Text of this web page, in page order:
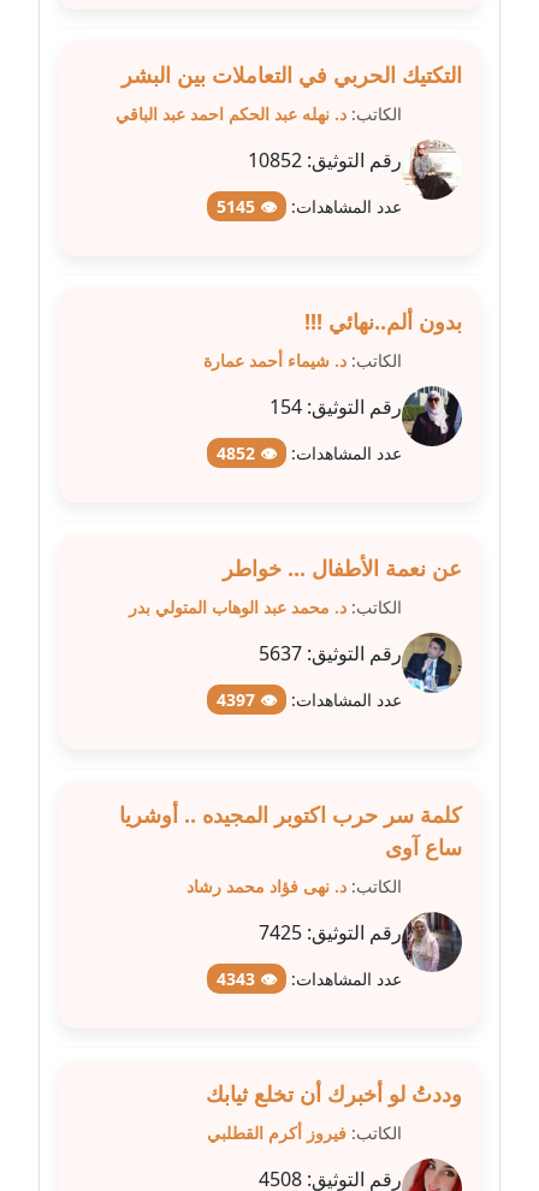
مدونة غازي جابر
مدونة فاطمة البسريني
موقوف
عاملة
مدونة فيرا زولوتاريفا
مدونة فيروز القطلبي
عاملة
مدونة كريمان سالم
عاملة
مدونة كيندا فائز
عاملة
عاملة
مدونة مارية محمد
مدونة مبارك عابد
مدونة محاسن علي
التكتيك الحربي في التعاملات بين البشر
الكاتب: د. نهله عبد الحكم احمد عبد الباقي
رقم التوثيق: 10852
عدد المشاهدات: 👁 5145
بدون ألم..نهائي !!!
الكاتب: د. شيماء أحمد عمارة
رقم التوثيق: 154
عدد المشاهدات: 👁 4852
عن نعمة الأطفال ... خواطر
الكاتب: د. محمد عبد الوهاب المتولي بدر
رقم التوثيق: 5637
عدد المشاهدات: 👁 4397
كلمة سر حرب اكتوبر المجيده .. أوشريا
ساع آوى
الكاتب: د. نهى فؤاد محمد رشاد
رقم التوثيق: 7425
عدد المشاهدات: 👁 4343
وددتُ لو أخبرك أن تخلع ثيابك
الكاتب: فيروز أكرم القطلبي
رقم التوثيق: 4508